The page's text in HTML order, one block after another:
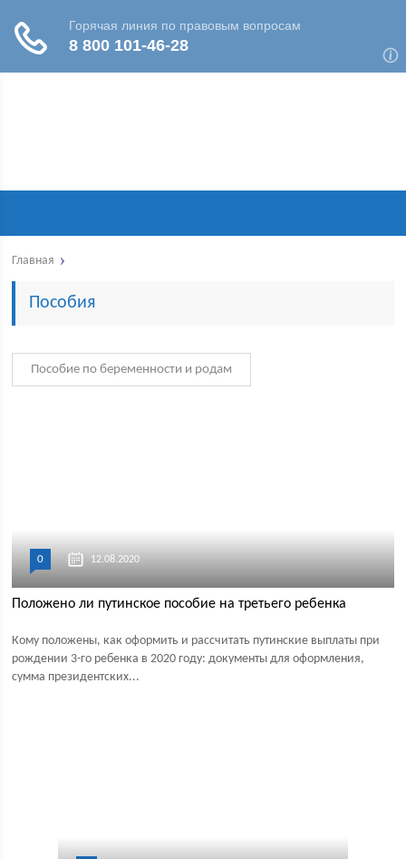
Главная
Пособия
Пособие по беременности и родам
0 12.08.2020
Положено ли путинское пособие на третьего ребенка
Кому положены, как оформить и рассчитать путинские выплаты при
рождении 3-го ребенка в 2020 году: документы для оформления,
сумма президентских...